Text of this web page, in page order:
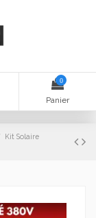
0
Panier
Kit Solaire